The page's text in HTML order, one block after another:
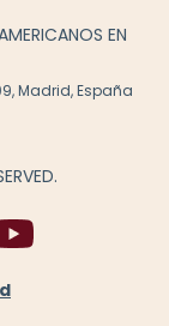
EN
Madrid, España